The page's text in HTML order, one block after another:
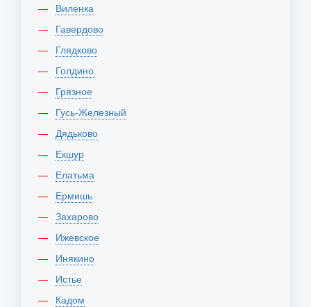
Виленка
Гавердово
Глядково
Голдино
Грязное
Гусь-Железный
Дядьково
Екшур
Елатьма
Ермишь
Захарово
Ижевское
Инякино
Истье
Кадом